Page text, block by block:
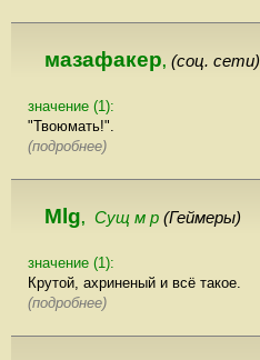
мазафакер, (соц. сети)
значение (1):
"Твоюмать!".
(подробнее)
Mlg, Сущ м р (Геймеры)
значение (1):
Крутой, ахриненый и всё такое.
(подробнее)